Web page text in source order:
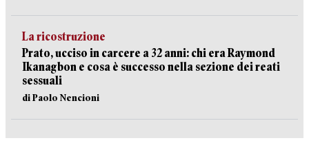
La ricostruzione
Prato, ucciso in carcere a 32 anni: chi era Raymond
Ikanagbon e cosa è successo nella sezione dei reati
sessuali
di Paolo Nencioni